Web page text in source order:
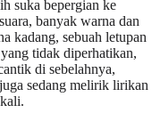
suka bepergian ke
banyak warna dan
kadang, sebuah letupan
tidak diperhatikan,
di sebelahnya,
sedang melirik lirikan